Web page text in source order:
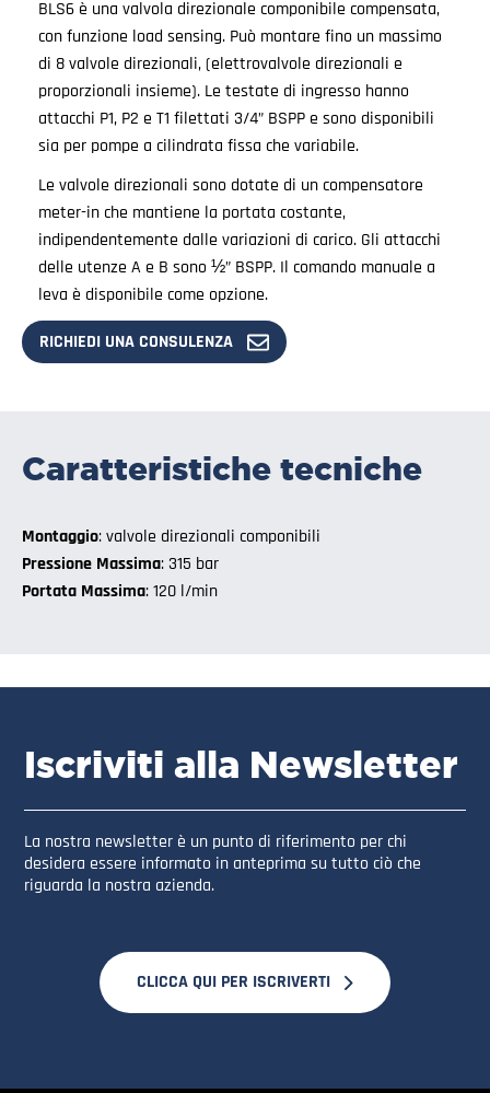
BLS6 è una valvola direzionale componibile compensata,
con funzione load sensing. Può montare fino un massimo
di 8 valvole direzionali, (elettrovalvole direzionali e
proporzionali insieme). Le testate di ingresso hanno
attacchi P1, P2 e T1 filettati 3/4” BSPP e sono disponibili
sia per pompe a cilindrata fissa che variabile.
Le valvole direzionali sono dotate di un compensatore
meter-in che mantiene la portata costante,
indipendentemente dalle variazioni di carico. Gli attacchi
delle utenze A e B sono ½” BSPP. Il comando manuale a
leva è disponibile come opzione.
RICHIEDI UNA CONSULENZA
Caratteristiche tecniche
Montaggio: valvole direzionali componibili
Pressione Massima: 315 bar
Portata Massima: 120 l/min
Iscriviti alla Newsletter
La nostra newsletter è un punto di riferimento per chi
desidera essere informato in anteprima su tutto ciò che
riguarda la nostra azienda.
CLICCA QUI PER ISCRIVERTI